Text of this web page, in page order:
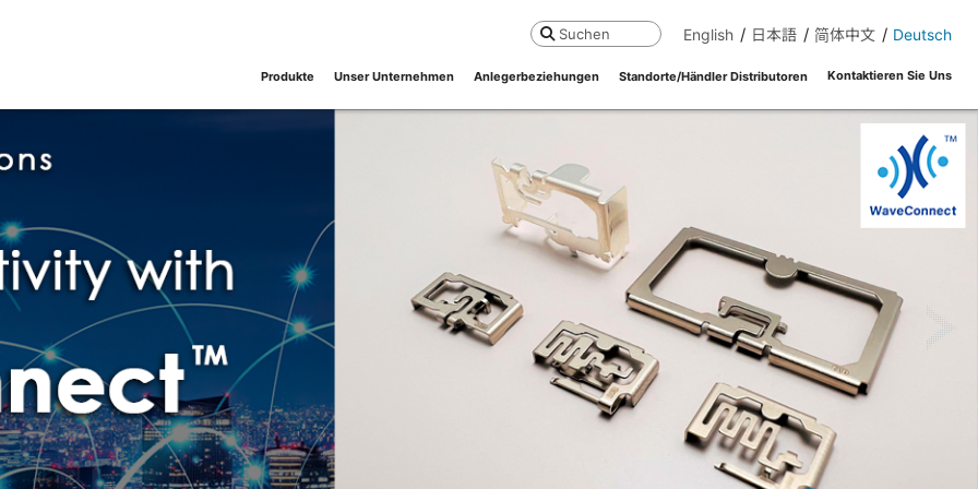
Suchen English 日本語 简体中文 Deutsch
Produkte Unser Unternehmen Anlegerbeziehungen Standorte/Händler Distributoren Kontaktieren Sie Uns